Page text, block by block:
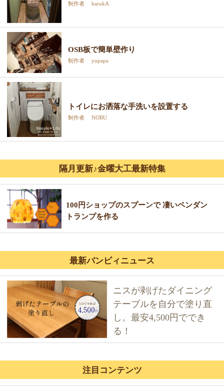
制作者 harukA
OSB板で簡単壁作り
制作者 yupapa
トイレにお洒落な手洗いを設置する
制作者 NOBU
隔月更新♪金曜大工最新特集
100円ショップのスプーンで 凄いペンダン
トランプを作る
最新バンビィニュース
ニスが剥げたダイニング
テーブルを自分で塗り直
し。最安4,500円ででき
る！
注目コンテンツ